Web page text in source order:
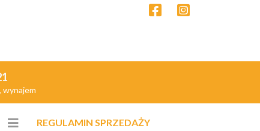
wynajem
REGULAMIN SPRZEDAŻY